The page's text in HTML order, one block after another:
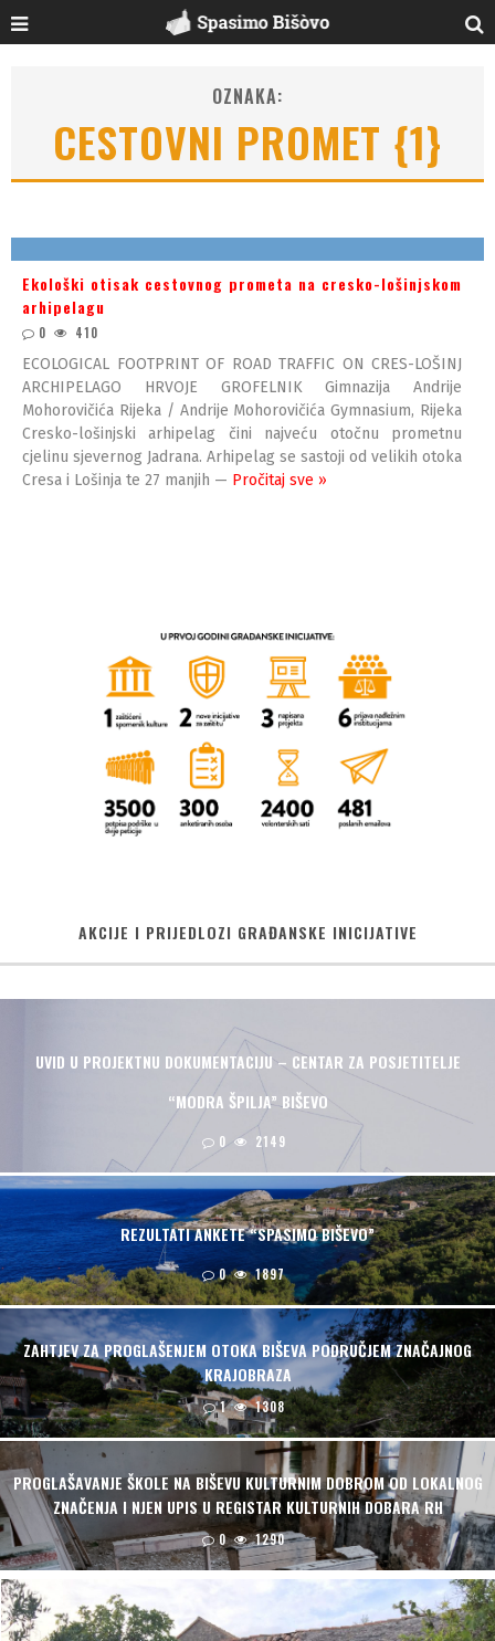
OZNAKA:
CESTOVNI PROMET {1}
Ekološki otisak cestovnog prometa na cresko-lošinjskom
arhipelagu
0 410
ECOLOGICAL FOOTPRINT OF ROAD TRAFFIC ON CRES-LOŠINJ
ARCHIPELAGO HRVOJE GROFELNIK Gimnazija Andrije
Mohorovičića Rijeka / Andrije Mohorovičića Gymnasium, Rijeka
Cresko-lošinjski arhipelag čini najveću otočnu prometnu
cjelinu sjevernog Jadrana. Arhipelag se sastoji od velikih otoka
Cresa i Lošinja te 27 manjih — Pročitaj sve »
AKCIJE I PRIJEDLOZI GRAĐANSKE INICIJATIVE
UVID U PROJEKTNU DOKUMENTACIJU – CENTAR ZA POSJETITELJE
“MODRA ŠPILJA” BIŠEVO
0 2149
REZULTATI ANKETE “SPASIMO BIŠEVO”
0 1897
ZAHTJEV ZA PROGLAŠENJEM OTOKA BIŠEVA PODRUČJEM ZNAČAJNOG
KRAJOBRAZA
1 1308
PROGLAŠAVANJE ŠKOLE NA BIŠEVU KULTURNIM DOBROM OD LOKALNOG
ZNAČENJA I NJEN UPIS U REGISTAR KULTURNIH DOBARA RH
0 1290